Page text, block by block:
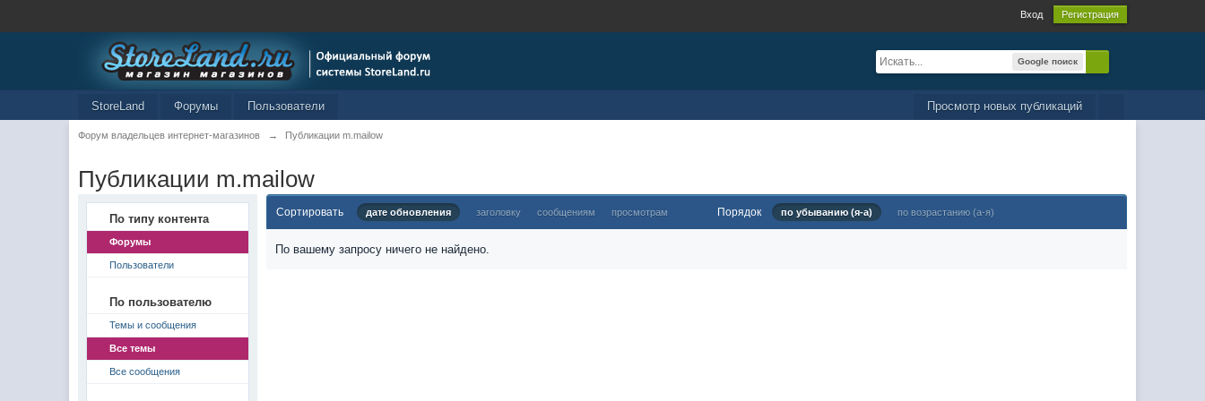
Вход Регистрация
Google поиск
Просмотр новых публикаций
StoreLand Форумы Пользователи
Форум владельцев интернет-магазинов → Публикации m.mailow
Публикации m.mailow
По типу контента
Форумы
Пользователи
По пользователю
Темы и сообщения
Все темы
Все сообщения
Сортировать дате обновления заголовку сообщениям просмотрам Порядок по убыванию (я-а) по возрастанию (а-я)
По вашему запросу ничего не найдено.